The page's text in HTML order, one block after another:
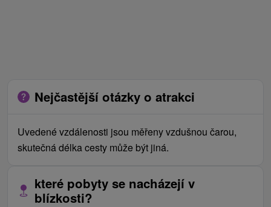
Nejčastější otázky o atrakci
Uvedené vzdálenosti jsou měřeny vzdušnou čarou,
skutečná délka cesty může být jiná.
které pobyty se nacházejí v
blízkosti?